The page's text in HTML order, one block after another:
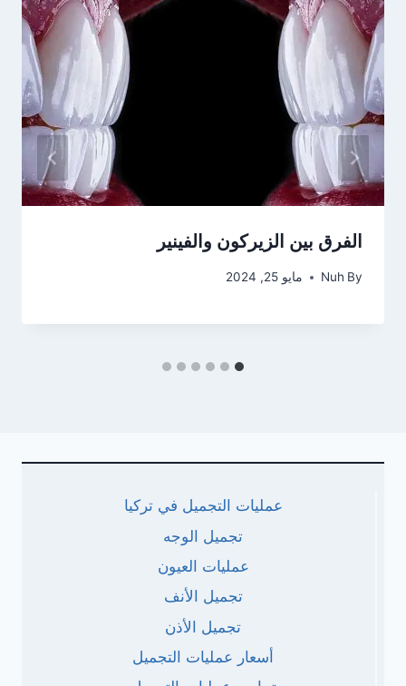
الفرق بين الزيركون والفينير
By
Nuh مايو 25, 2024
عمليات التجميل في تركيا
تجميل الوجه
عمليات العيون
تجميل الأنف
تجميل الأذن
أسعار عمليات التجميل